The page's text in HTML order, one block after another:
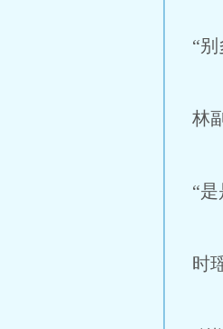
“
林
“
时